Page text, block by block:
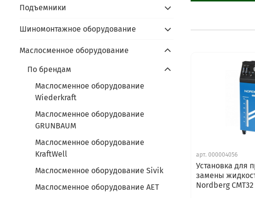
арт.000004056
Установка для
замены
Nordberg CMT32
Подъемники
Шиномонтажное оборудование
Маслосменное оборудование
По брендам
Маслосменное оборудование
Wiederkraft
Маслосменное оборудование
GRUNBAUM
Маслосменное оборудование
KraftWell
Маслосменное оборудование Sivik
Маслосменное оборудование AET